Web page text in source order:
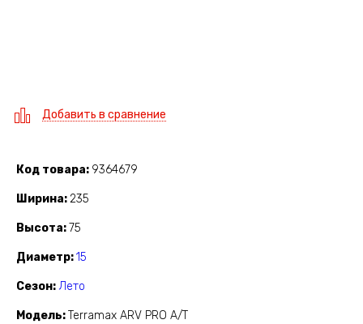
Добавить в сравнение
Код товара 9364679
Ширина 235
Высота 75
Диаметр 15
Сезон Лето
Модель Terramax ARV PRO A/T